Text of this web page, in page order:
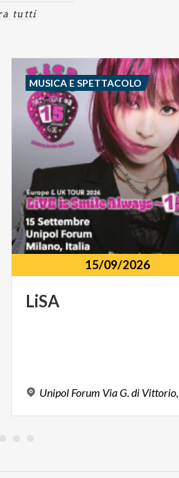
tutti
15/09/2026
LiSA
Unipol Forum ViaG.di Vittorio,
MUSICA E SPETTACOLO